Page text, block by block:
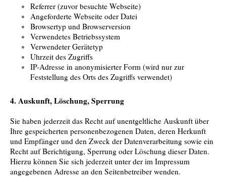
Referrer (zuvor besuchte Webseite)
Angeforderte Webseite oder Datei
Browsertyp und Browserversion
Verwendetes Betriebssystem
Verwendeter Gerätetyp
Uhrzeit des Zugriffs
IP-Adresse in anonymisierter Form (wird nur zur
Feststellung des Orts des Zugriffs verwendet)
4. Auskunft, Löschung, Sperrung
Sie haben jederzeit das Recht auf unentgeltliche Auskunft über
Ihre gespeicherten personenbezogenen Daten, deren Herkunft
und Empfänger und den Zweck der Datenverarbeitung sowie ein
Recht auf Berichtigung, Sperrung oder Löschung dieser Daten.
Hierzu können Sie sich jederzeit unter der im Impressum
angegebenen Adresse an den Seitenbetreiber wenden.